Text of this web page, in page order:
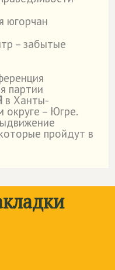
югорчан
– забытые
партии
в Ханты-
– Югре.
пройдут в